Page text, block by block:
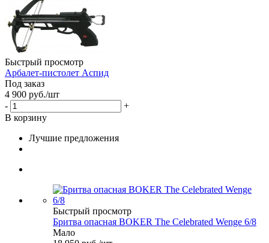
Быстрый просмотр
Арбалет-пистолет Аспид
Под заказ
4 900 руб./шт
-
+
В корзину
Лучшие предложения
Быстрый просмотр
Бритва опасная BOKER The Celebrated Wenge 6/8
Мало